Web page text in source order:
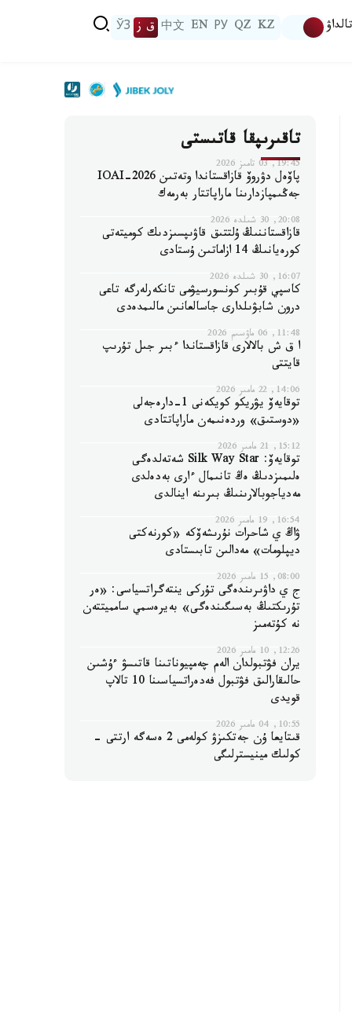
تالداۋ KZ
QZ
РУ
EN
中文 ق ز ЎЗ
تاقىرىپقا قاتىستى
19:45, 03 تامىز 2026
پاۆەل دۋروۆ قازاقستاندا وتەتىن IOAI-2026
جەڭىمپازدارىنا ماراپاتتار بەرمەك
20:08, 30 شىلدە 2026
قازاقستاننىڭ ۇلتتىق قاۋىپسىزدىك كوميتەتى
كورەيانىڭ 14 ازاماتىن ۇستادى
16:07, 30 شىلدە 2026
كاسپي قۇبىر كونسورسيۋمى تانكەرلەرگە تاعى
درون شابۋىلدارى جاسالعانىن مالىمدەدى
11:48, 06 ماۋسىم 2026
ا ق ش بالالارى قازاقستاندا ءبىر جىل تۇرىپ
قايتتى
14:06, 22 مامىر 2026
توقايەۆ يۋريكو كويكەنى 1-دارەجەلى
«دوستىق» وردەنىمەن ماراپاتتادى
15:12, 21 مامىر 2026
توقايەۆ: Silk Way Star شەتەلدەگى
ەلىمىزدىڭ ەڭ تانىمال ءارى بەدەلدى
مەدياجوبالارىنىڭ بىرىنە اينالدى
16:54, 19 مامىر 2026
ۋاڭ ي شاحرات نۇرىشەۆكە «كورنەكتى
ديپلومات» مەدالىن تابىستادى
08:00, 15 مامىر 2026
ج ي داۋىرىندەگى تۇركى ينتەگراتسياسى: «ەر
تۇرىكتىڭ بەسىگىندەگى» بەيرەسمي سامميتتەن
نە كۇتەمىز
12:26, 10 مامىر 2026
يران فۋتبولدان الەم چەمپيوناتىنا قاتىسۋ ءۇشىن
حالىقارالىق فۋتبول فەدەراتسياسىنا 10 تالاپ
قويدى
10:55, 04 مامىر 2026
قىتايعا ۇن جەتكىزۋ كولەمى 2 ەسەگە ارتتى -
كولىك مينيسترلىگى